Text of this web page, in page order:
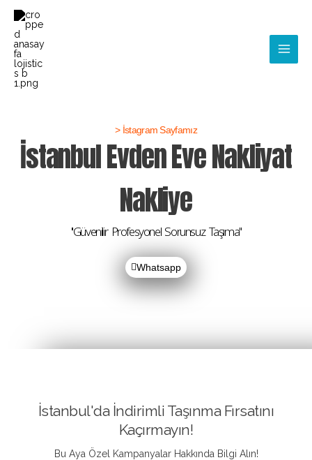
atla
> İstagram Sayfamız
İstanbul Evden Eve Nakliyat
Nakliye
''Güvenilir Profesyonel Sorunsuz Taşıma''
Whatsapp
İstanbul'da İndirimli Taşınma Fırsatını
Kaçırmayın!
Bu Aya Özel Kampanyalar Hakkında Bilgi Alın!